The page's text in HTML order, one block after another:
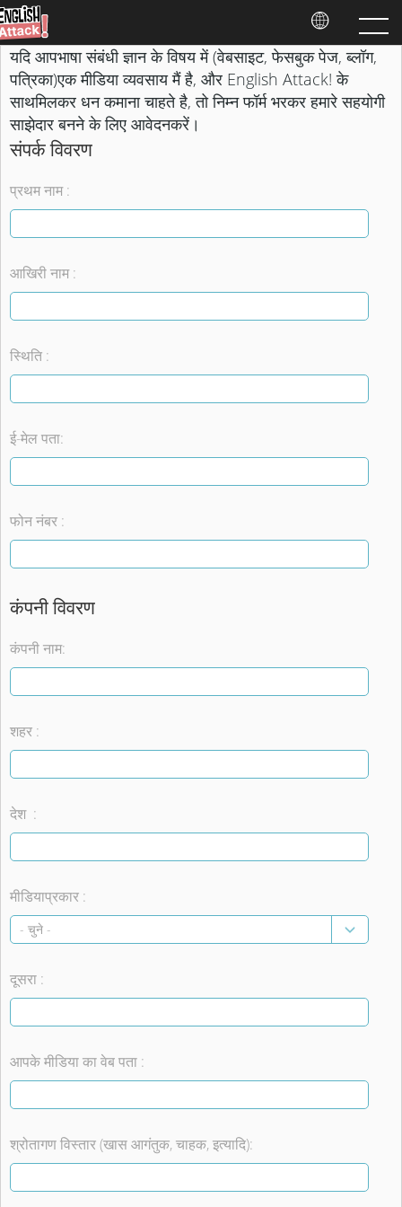
यदि आपभाषा संबंधी ज्ञान के विषय में (वेबसाइट, फेसबुक पेज, ब्लॉग,
पत्रिका)एक मीडिया व्यवसाय मैं है, और English Attack! के
साथमिलकर धन कमाना चाहते है, तो निम्न फॉर्म भरकर हमारे सहयोगी
साझेदार बनने के लिए आवेदनकरें।
संपर्क विवरण
प्रथम नाम :
आखिरी नाम :
स्थिति :
ई-मेल पता:
फोन नंबर :
कंपनी विवरण
कंपनी नाम:
शहर :
देश :
मीडियाप्रकार :
दूसरा :
आपके मीडिया का वेब पता :
श्रोतागण विस्तार (खास आगंतुक, चाहक, इत्यादि):